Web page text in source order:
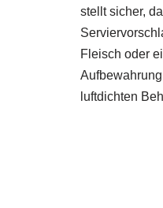
stellt sicher,
Fleisch oder
luftdichten